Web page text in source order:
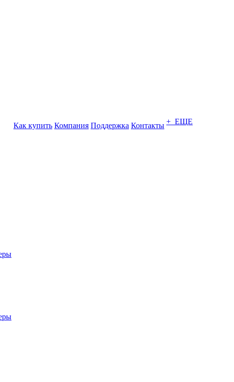
Как купить Компания Поддержка Контакты + ЕЩЕ